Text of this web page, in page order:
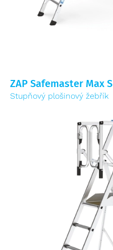
ZAP Safemaster Max S
Stupňový plošinový žebřík